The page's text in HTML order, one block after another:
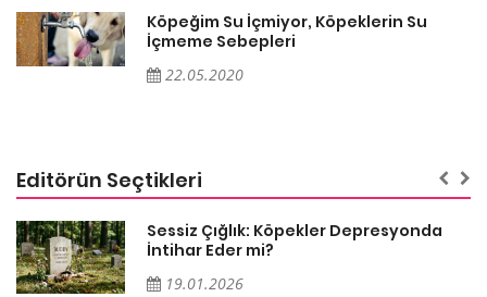
Köpeğim Su İçmiyor, Köpeklerin Su
İçmeme Sebepleri
22.05.2020
Editörün Seçtikleri
Sessiz Çığlık: Köpekler Depresyonda
İntihar Eder mi?
19.01.2026